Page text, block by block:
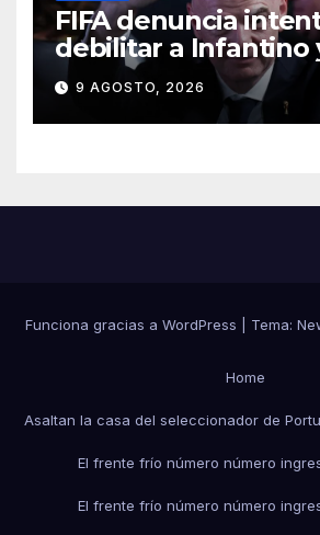
FIFA denuncia
debilitar a Infantino
propio organismo
9 AGOSTO, 2026
Funciona gracias a WordPress Tema:
Home
Asaltan la casa del seleccionador de
El frente frío número número
El frente frío número número